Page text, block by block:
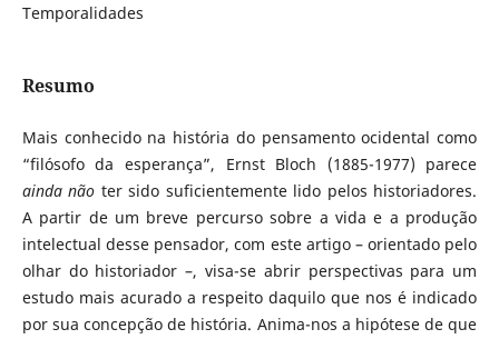
Temporalidades
Resumo
Mais conhecido na história do pensamento ocidental como
“filósofo da esperança”, Ernst Bloch (1885-1977) parece
ainda não ter sido suficientemente lido pelos historiadores.
A partir de um breve percurso sobre a vida e a produção
intelectual desse pensador, com este artigo – orientado pelo
olhar do historiador –, visa-se abrir perspectivas para um
estudo mais acurado a respeito daquilo que nos é indicado
por sua concepção de história. Anima-nos a hipótese de que